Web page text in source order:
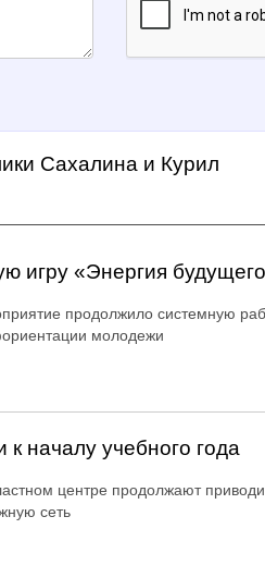
Сахалина и Курил
игру «Энергия
продолжило системную
молодежи
началу учебного года
центре продолжают
сеть